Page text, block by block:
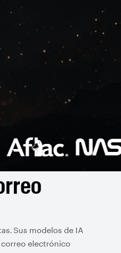
Sus modelos de IA
electrónico